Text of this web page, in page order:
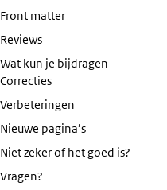
Front matter
Reviews
Wat kun je bijdragen
Correcties
Verbeteringen
Nieuwe pagina’s
Niet zeker of het goed is?
Vragen?